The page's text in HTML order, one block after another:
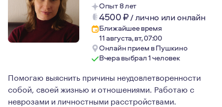
Опыт 8 лет
4500₽/лично или онлайн
Ближайшее время
11 августа, вт, 07:00
Онлайн прием в Пушкино
Вчера выбрал 1 человек
Помогаю выяснить причины неудовлетворенности
собой, своей жизнью и отношениями. Работаю с
неврозами и личностными расстройствами.